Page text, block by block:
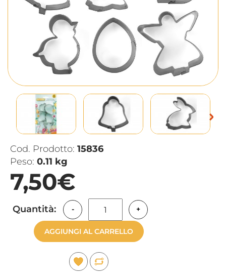
Cod. Prodotto: 15836
Peso: 0.11 kg
7,50€
Quantità: - +
AGGIUNGI AL CARRELLO